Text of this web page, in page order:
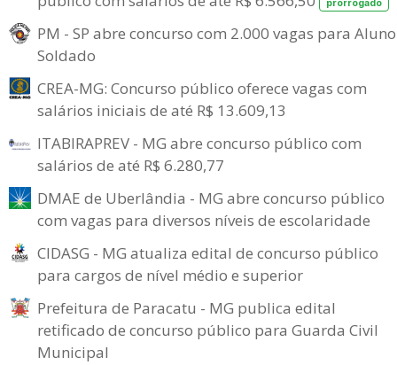
prorrogado
PM - SP abre concurso com 2.000 vagas para
Soldado
CREA-MG: Concurso público oferece vagas com
salários iniciais de até R$ 13.609,13
ITABIRAPREV - MG abre concurso público com
salários de até R$ 6.280,77
DMAE de Uberlândia - MG abre concurso público
com vagas para diversos níveis de escolaridade
CIDASG - MG atualiza edital de concurso público
para cargos de nível médio e superior
Prefeitura de Paracatu - MG publica edital
retificado de concurso público para Guarda Civil
Municipal